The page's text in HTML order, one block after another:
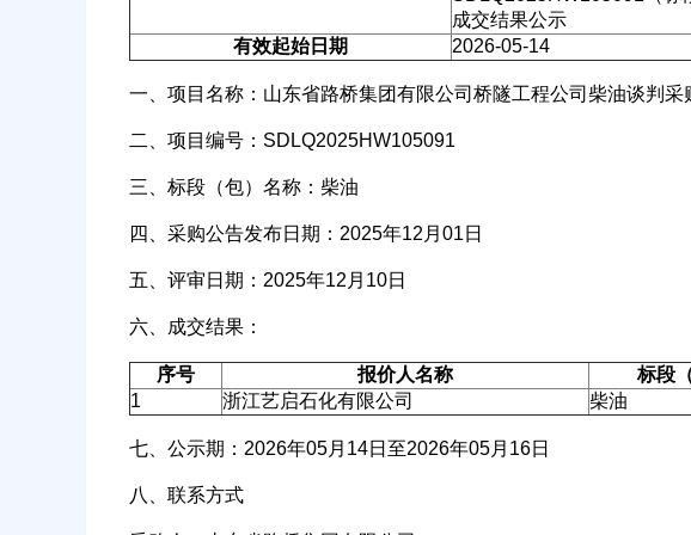
成交结果公示
有效起始日期 2026-05-14
一、项目名称：山东省路桥集团有限公司桥隧工程公司柴油谈判
二、项目编号：SDLQ2025HW105091
三、标段（包）名称：柴油
四、采购公告发布日期：2025年12月01日
五、评审日期：2025年12月10日
六、成交结果：
序号 报价人名称 标段
1
浙江艺启石化有限公司 柴油
七、公示期：2026年05月14日至2026年05月16日
八、联系方式
公司名称
经办人